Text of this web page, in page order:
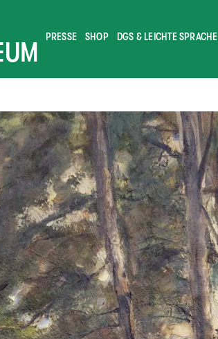
PRESSE SHOP DGS & LEICHTE SPRACHE